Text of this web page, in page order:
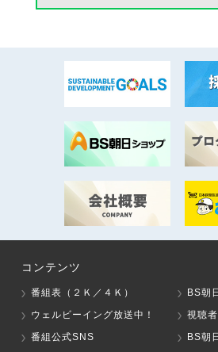
コンテンツ
番組表（２Ｋ／４Ｋ）
BS朝
ウェルビーイング放送中！
視聴
番組公式SNS
BS朝